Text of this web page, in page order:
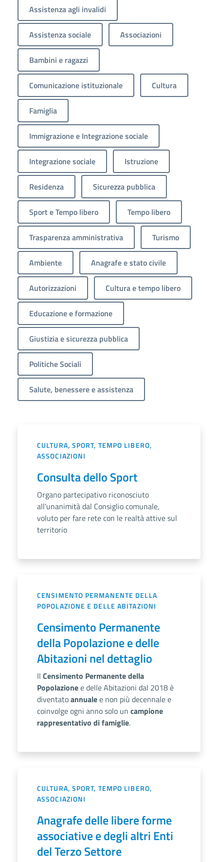
Assistenza agli invalidi
Assistenza sociale Associazioni
Bambini e ragazzi
Comunicazione istituzionale Cultura
Famiglia
Immigrazione e Integrazione sociale
Integrazione sociale Istruzione
Residenza Sicurezza pubblica
Sport e Tempo libero Tempo libero
Trasparenza amministrativa Turismo
Ambiente Anagrafe e stato civile
Autorizzazioni Cultura e tempo libero
Educazione e formazione
Giustizia e sicurezza pubblica
Politiche Sociali
Salute, benessere e assistenza
CULTURA, SPORT, TEMPO LIBERO,
ASSOCIAZIONI
Consulta dello Sport
Organo partecipativo riconosciuto
all'unanimità dal Consiglio comunale,
voluto per fare rete con le realtà attive sul
territorio
CENSIMENTO PERMANENTE DELLA
POPOLAZIONE E DELLE ABITAZIONI
Censimento Permanente
della Popolazione e delle
Abitazioni nel dettaglio
Il Censimento Permanente della
Popolazionee delle Abitazioni dal 2018 è
diventatoannualee non più decennale e
coinvolge ogni anno solo un campione
rappresentativo di famiglie.
CULTURA, SPORT, TEMPO LIBERO,
ASSOCIAZIONI
Anagrafe delle libere forme
associative e degli altri Enti
del Terzo Settore